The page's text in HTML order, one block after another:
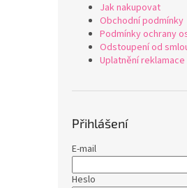
Jak nakupovat
Obchodní podmínky
Podmínky ochrany
Odstoupení od
Uplatnění reklamace
Přihlášení
E-mail
Heslo